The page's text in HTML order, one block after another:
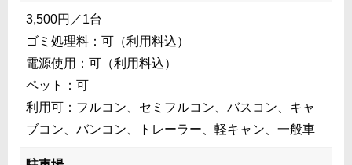
3,500円／1台
ゴミ処理料：可（利用料込）
電源使用：可（利用料込）
ペット：可
利用可：フルコン、セミフルコン、バスコン、キャ
ブコン、バンコン、トレーラー、軽キャン、一般車